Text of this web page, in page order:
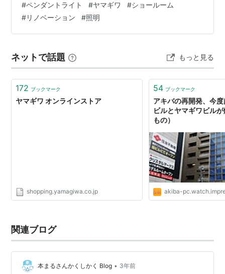
終了しているようです グラスファイバーで作られたＭＡ
ＹＵＨＡＮＡ 光りが本当に優しいのは球が重なっている
から この空間は幻想的でした 左はトム・」ディクソンの
ンドの職人が真鍮を叩いて作っているうです 右は同じく
ト…
#ペンダントライト #ヤマギワ #ショールーム
#リノベーション #照明
ネットで話題 もっと見る
172 ブックマーク
ヤマギワ オンラインストア
shopping.yamagiwa.co.jp
54 ブックマーク
アキバの再開発、今
ビルとヤマギワビル
もの）
akiba-
関連ブログ
本まるさんかくしかく Blog • 3年前